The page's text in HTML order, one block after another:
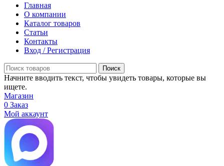
Главная
О компании
Каталог товаров
Статьи
Контакты
Вход / Регистрация
Поиск
Начните вводить текст, чтобы увидеть товары, которые вы
ищете.
Магазин
0 Заказ
Мой аккаунт